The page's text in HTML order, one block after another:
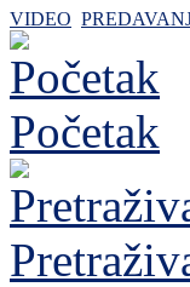
VIDEO
Početak